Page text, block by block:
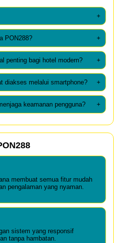
+
PON288? +
penting bagi hotel modern? +
diakses melalui smartphone? +
keamanan pengguna? +
membuat semua fitur mudah
pengalaman yang nyaman.
sistem yang responsif
tanpa hambatan.